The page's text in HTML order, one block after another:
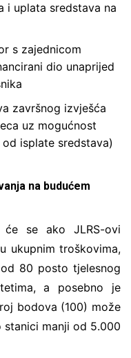
i uplata sredstava na
s zajednicom
dio unaprijed
završnog izvješća
uz mogućnost
isplate sredstava)
na budućem
se ako JLRS-ovi
ukupnim troškovima,
80 posto tjelesnog
a posebno je
bodova (100) može
manji od 5.000